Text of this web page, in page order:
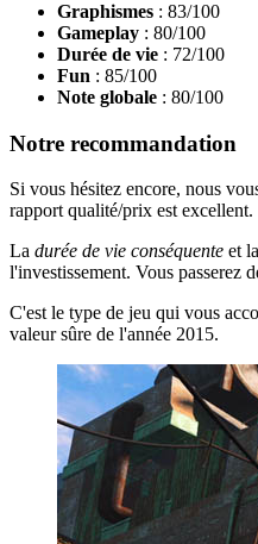
Graphismes : 83/100
Gameplay : 80/100
Durée de vie : 72/100
Fun : 85/100
Note globale : 80/100
Notre recommandation
Si vous hésitez encore, nous
rapport qualité/prix est excellent.
La durée de vie conséquente et la
l'investissement. Vous passerez
C'est le type de jeu qui vous
valeur sûre de l'année 2015.